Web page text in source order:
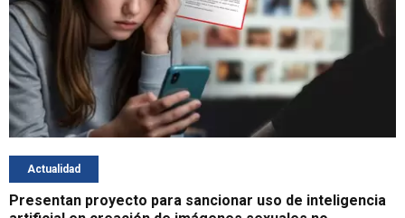
Actualidad
Presentan proyecto para sancionar uso de inteligencia